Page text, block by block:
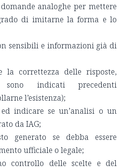
analoghe per mettere
di imitarne la forma e lo
sensibili e informazioni già di
la correttezza delle risposte,
indicati precedenti
l’esistenza);
indicare se un’analisi o un
da IAG;
generato se debba essere
ufficiale o legale;
controllo delle scelte e del